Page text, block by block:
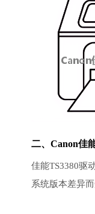
二、Canon佳
佳能TS3380驱
系统版本差异